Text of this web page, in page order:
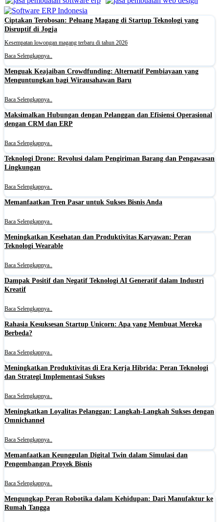
Ciptakan Terobosan: Peluang Magang di Startup Teknologi yang
Disruptif di Jogja
Kesempatan lowongan magang terbaru di tahun 2026
Baca Selengkapnya..
Menguak Keajaiban Crowdfunding: Alternatif Pembiayaan yang
Menguntungkan bagi Wirausahawan Baru
Baca Selengkapnya..
Maksimalkan Hubungan dengan Pelanggan dan Efisiensi Operasional
dengan CRM dan ERP
Baca Selengkapnya..
Teknologi Drone: Revolusi dalam Pengiriman Barang dan Pengawasan
Lingkungan
Baca Selengkapnya..
Memanfaatkan Tren Pasar untuk Sukses Bisnis Anda
Baca Selengkapnya..
Meningkatkan Kesehatan dan Produktivitas Karyawan: Peran
Teknologi Wearable
Baca Selengkapnya..
Dampak Positif dan Negatif Teknologi AI Generatif dalam Industri
Kreatif
Baca Selengkapnya..
Rahasia Kesuksesan Startup Unicorn: Apa yang Membuat Mereka
Berbeda?
Baca Selengkapnya..
Meningkatkan Produktivitas di Era Kerja Hibrida: Peran Teknologi
dan Strategi Implementasi Sukses
Baca Selengkapnya..
Meningkatkan Loyalitas Pelanggan: Langkah-Langkah Sukses dengan
Omnichannel
Baca Selengkapnya..
Memanfaatkan Keunggulan Digital Twin dalam Simulasi dan
Pengembangan Proyek Bisnis
Baca Selengkapnya..
Mengungkap Peran Robotika dalam Kehidupan: Dari Manufaktur ke
Rumah Tangga